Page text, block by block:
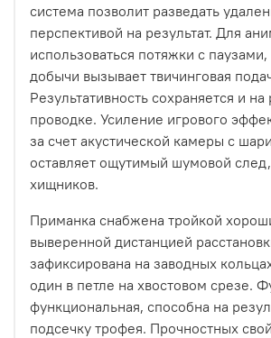
система позволит разведать
перспективой на результат. Для
использоваться потяжки с
добычи вызывает твичинговая
Результативность сохраняется и
проводке. Усиление игрового
за счет акустической камеры с
оставляет ощутимый шумовой
хищников.
Приманка снабжена тройкой
выверенной дистанцией
зафиксирована на заводных
один в петле на хвостовом срезе.
функциональная, способна на
подсечку трофея. Прочностных